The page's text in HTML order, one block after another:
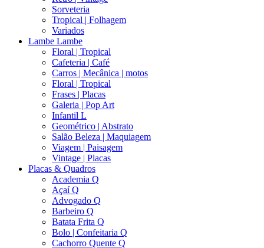
Sorveteria
Tropical | Folhagem
Variados
Lambe Lambe
Floral | Tropical
Cafeteria | Café
Carros | Mecânica | motos
Floral | Tropical
Frases | Placas
Galeria | Pop Art
Infantil L
Geométrico | Abstrato
Salão Beleza | Maquiagem
Viagem | Paisagem
Vintage | Placas
Placas & Quadros
Academia Q
Açaí Q
Advogado Q
Barbeiro Q
Batata Frita Q
Bolo | Confeitaria Q
Cachorro Quente Q